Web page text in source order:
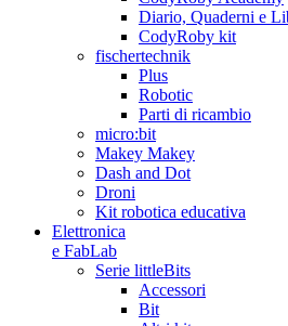
Diario, Quaderni e
CodyRoby kit
fischertechnik
Plus
Robotic
Parti di ricambio
micro:bit
Makey Makey
Dash and Dot
Droni
Kit robotica educativa
Elettronica
e FabLab
Serie littleBits
Accessori
Bit